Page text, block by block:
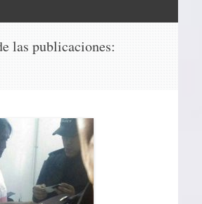
las publicaciones: